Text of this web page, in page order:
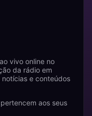
vivo online no
da rádio em
e conteúdos
aos seus